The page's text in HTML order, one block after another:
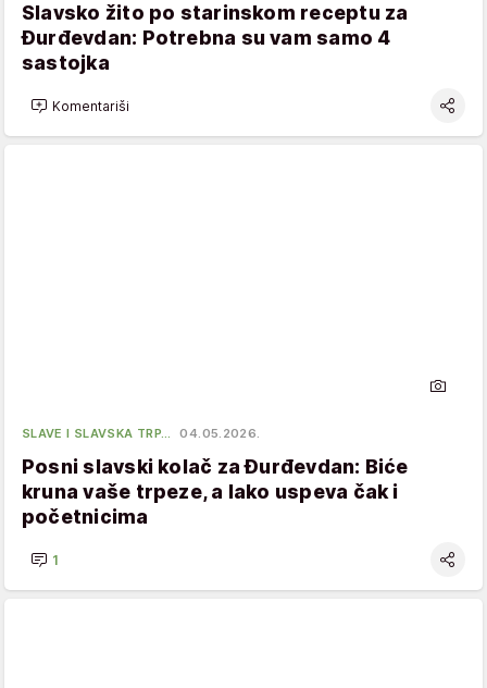
Slavsko žito po starinskom receptu za
Đurđevdan: Potrebna su vam samo 4
sastojka
Komentariši
SLAVE I SLAVSKA TRP… 04.05.2026.
Posni slavski kolač za Đurđevdan: Biće
kruna vaše trpeze, a lako uspeva čak i
početnicima
1